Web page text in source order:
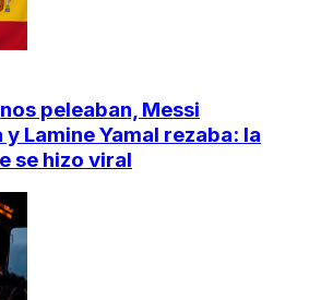
peleaban, Messi
Lamine Yamal rezaba: la
se hizo viral